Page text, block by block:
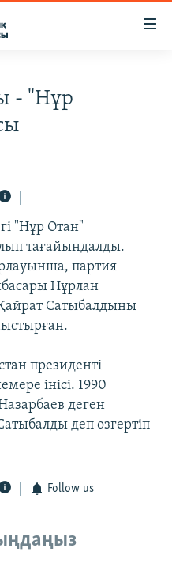
- "Нұр
"Нұр Отан"
тағайындалды.
партия
Нұрлан
Сатыбалдыны
президенті
інісі. 1990
деген
деп өзгертіп
Follow us